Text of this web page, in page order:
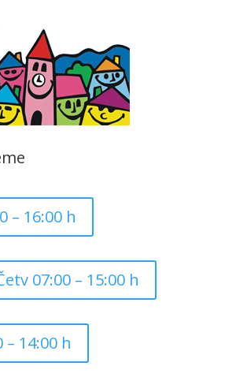
– 16:00 h
07:00 – 15:00 h
– 14:00 h